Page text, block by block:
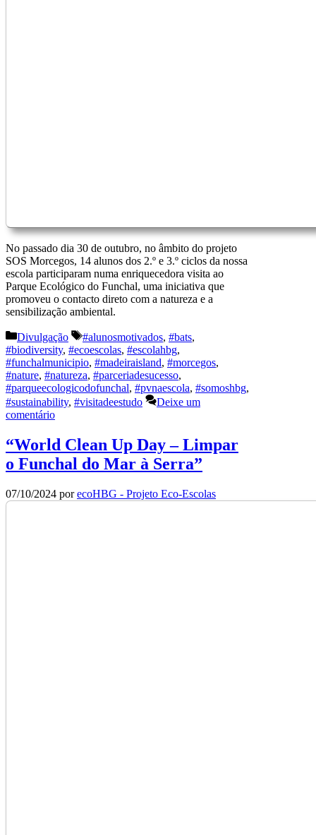
No passado dia 30 de outubro, no âmbito do projeto
SOS Morcegos, 14 alunos dos 2.º e 3.º ciclos da nossa
escola participaram numa enriquecedora visita ao
Parque Ecológico do Funchal, uma iniciativa que
promoveu o contacto direto com a natureza e a
sensibilização ambiental.
Categorias
Divulgação Etiquetas
#alunosmotivados, #bats,
#biodiversity, #ecoescolas, #escolahbg,
#funchalmunicipio, #madeiraisland, #morcegos,
#nature, #natureza, #parceriadesucesso,
#parqueecologicodofunchal, #pvnaescola, #somoshbg,
#sustainability, #visitadeestudo
Deixe um
comentário
“World Clean Up Day – Limpar
o Funchal do Mar à Serra”
07/10/2024 porecoHBG - Projeto Eco-Escolas